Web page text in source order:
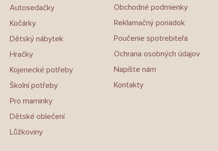
Autosedačky
Kočárky
Dětský nábytek
Hračky
Kojenecké potřeby
Školní potřeby
Pro maminky
Dětské oblečení
Lůžkoviny
Obchodné podmienky
Reklamačný poriadok
Poučenie spotrebiteľa
Ochrana osobných údajov
Napíšte nám
Kontakty